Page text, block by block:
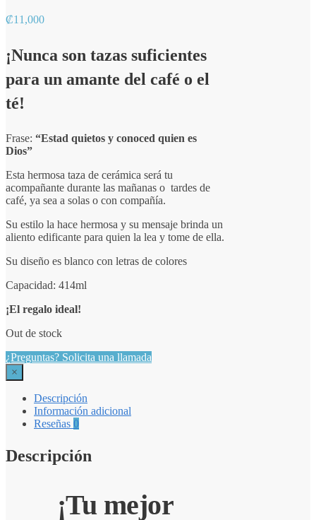
₡11,000
¡Nunca son tazas suficientes
para un amante del café o el
té!
Frase: “Estad quietos y conoced quien es
Dios”
Esta hermosa taza de cerámica será tu
acompañante durante las mañanas o tardes de
café, ya sea a solas o con compañía.
Su estilo la hace hermosa y su mensaje brinda un
aliento edificante para quien la lea y tome de ella.
Su diseño es blanco con letras de colores
Capacidad: 414ml
¡El regalo ideal!
Out de stock
¿Preguntas? Solicita una llamada
×
Descripción
Información adicional
Reseñas 0
Descripción
¡Tu mejor